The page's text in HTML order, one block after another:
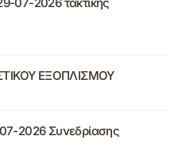
ΕΞΟΠΛΙΣΜΟΥ
2026 Συνεδρίασης